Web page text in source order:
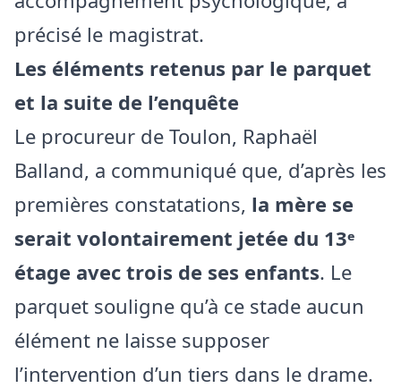
précisé le magistrat.
Les éléments retenus par le parquet
et la suite de l’enquête
Le procureur de Toulon, Raphaël
Balland, a communiqué que, d’après les
premières constatations, la mère se
serait volontairement jetée du 13ᵉ
étage avec trois de ses enfants. Le
parquet souligne qu’à ce stade aucun
élément ne laisse supposer
l’intervention d’un tiers dans le drame.